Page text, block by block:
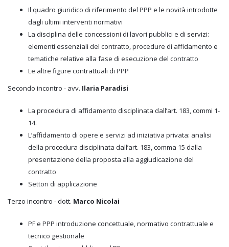
Il quadro giuridico di riferimento del PPP e le novità introdotte
dagli ultimi interventi normativi
La disciplina delle concessioni di lavori pubblici e di servizi:
elementi essenziali del contratto, procedure di affidamento e
tematiche relative alla fase di esecuzione del contratto
Le altre figure contrattuali di PPP
Secondo incontro - avv. Ilaria Paradisi
La procedura di affidamento disciplinata dall’art. 183, commi 1-
14.
L’affidamento di opere e servizi ad iniziativa privata: analisi
della procedura disciplinata dall’art. 183, comma 15 dalla
presentazione della proposta alla aggiudicazione del
contratto
Settori di applicazione
Terzo incontro - dott. Marco Nicolai
PF e PPP introduzione concettuale, normativo contrattuale e
tecnico gestionale